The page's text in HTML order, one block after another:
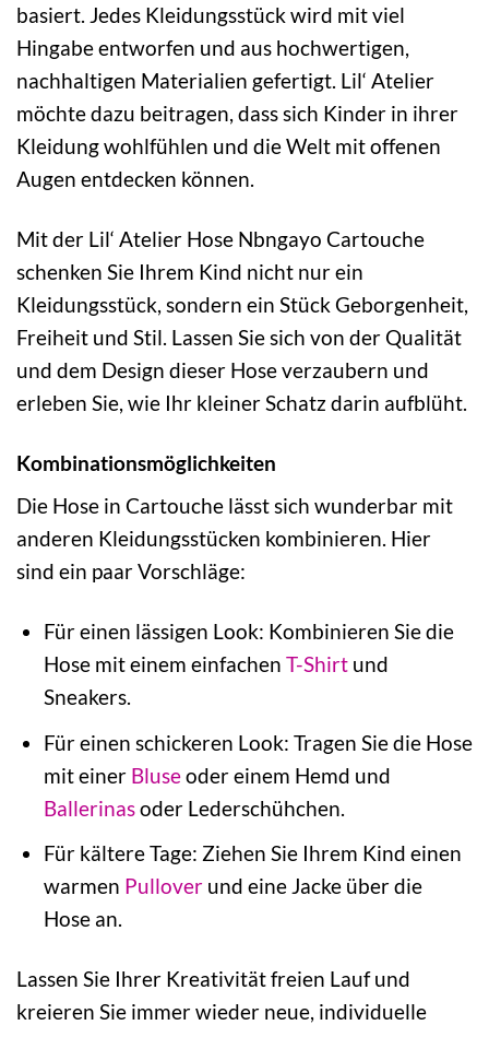
basiert. Jedes Kleidungsstück wird mit viel
Hingabe entworfen und aus hochwertigen,
nachhaltigen Materialien gefertigt. Lil‘ Atelier
möchte dazu beitragen, dass sich Kinder in ihrer
Kleidung wohlfühlen und die Welt mit offenen
Augen entdecken können.
Mit der Lil‘ Atelier Hose Nbngayo Cartouche
schenken Sie Ihrem Kind nicht nur ein
Kleidungsstück, sondern ein Stück Geborgenheit,
Freiheit und Stil. Lassen Sie sich von der Qualität
und dem Design dieser Hose verzaubern und
erleben Sie, wie Ihr kleiner Schatz darin aufblüht.
Kombinationsmöglichkeiten
Die Hose in Cartouche lässt sich wunderbar mit
anderen Kleidungsstücken kombinieren. Hier
sind ein paar Vorschläge:
Für einen lässigen Look: Kombinieren Sie die
Hose mit einem einfachen T-Shirtund
Sneakers.
Für einen schickeren Look: Tragen Sie die Hose
mit einer Bluseoder einem Hemd und
Ballerinasoder Lederschühchen.
Für kältere Tage: Ziehen Sie Ihrem Kind einen
warmen Pulloverund eine Jacke über die
Hose an.
Lassen Sie Ihrer Kreativität freien Lauf und
kreieren Sie immer wieder neue, individuelle